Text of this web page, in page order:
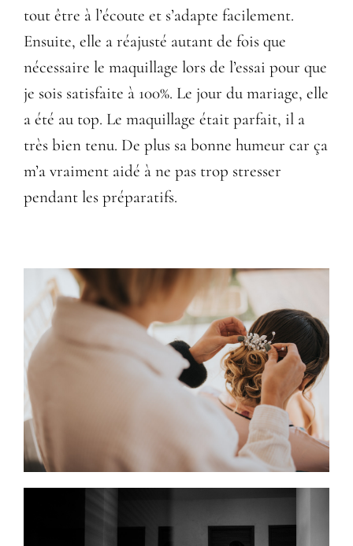
tout être à l’écoute et s’adapte facilement.
Ensuite, elle a réajusté autant de fois que
nécessaire le maquillage lors de l’essai pour que
je sois satisfaite à 100%. Le jour du mariage, elle
a été au top. Le maquillage était parfait, il a
très bien tenu. De plus sa bonne humeur car ça
m’a vraiment aidé à ne pas trop stresser
pendant les préparatifs.